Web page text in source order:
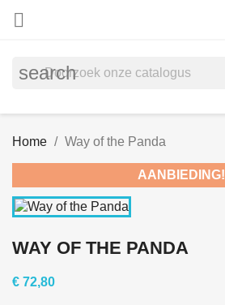

search
Home Way of the Panda
AANBIEDING!
WAY OF THE PANDA
€ 72,80